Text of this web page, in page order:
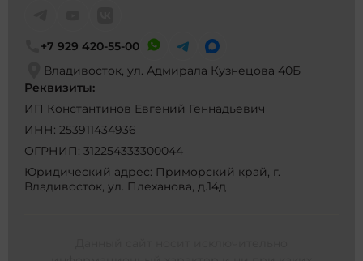
+7 929 420-55-00
Владивосток, ул. Адмирала Кузнецова 40Б
Реквизиты:
ИП Константинов Евгений Геннадьевич
ИНН: 253911434936
ОГРНИП: 312254333300044
Юридический адрес: Приморский край, г.
Владивосток, ул. Плеханова, д.14д